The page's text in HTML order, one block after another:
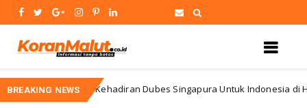
BREAKING NEWSKehadiran Dubes Singapura Untuk Indonesia di